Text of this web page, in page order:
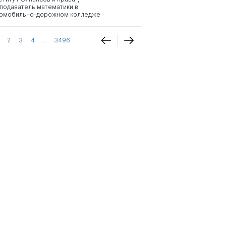
математики в
дорожном колледже
2 3 4 ... 3496